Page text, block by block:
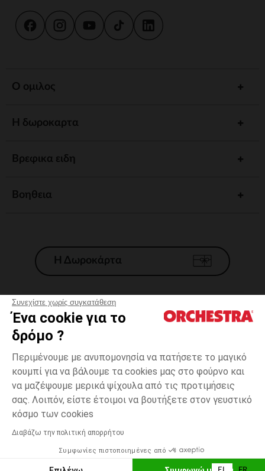
Συνεχίστε χωρίς συγκατάθεση
Ένα cookie για το
δρόμο ?
Περιμένουμε με ανυπομονησία να πατήσετε το μαγικό
κουμπί για να βάλουμε τα cookies μας στο φούρνο και
να μαζέψουμε μερικά ψίχουλα από τις προτιμήσεις
σας. Λοιπόν, είστε έτοιμοι να βουτήξετε στον γευστικό
κόσμο των cookies
Διαβάζω την πολιτική απορρήτου
Συμφωνίες πιστοποιημένες από
Κίτρινο
one
Δυνατότητα πληρωμής με
ΕΠΙΛΟΓΗ ΜΕΓΕΘΟΥΣ
Ο ομιλος
Η δωροκαρτα
Βρεφικα ειδη
Βοηθεια
Η Δωροκάρτα
Γενικοί 'Οροι Πώλησης
*Εμπορικες προσφορες
Προσωπικά δεδομένα
Διαχείρηση των cookies
Προσβασιμότητα: μη συμμορφούμενη
H Orchestra συμμετέχει στον κωδικά δεοντολογίας και στο σύστημα
μεσολάβησης της Γαλλικής Ομοσπονδίας Ηλεκτρονικού Εμπορίου.